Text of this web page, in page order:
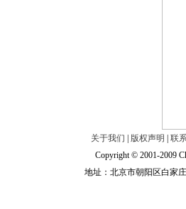
关于我们 版权声明
联
Copyright © 2001-2009
地址：北京市朝阳区白家